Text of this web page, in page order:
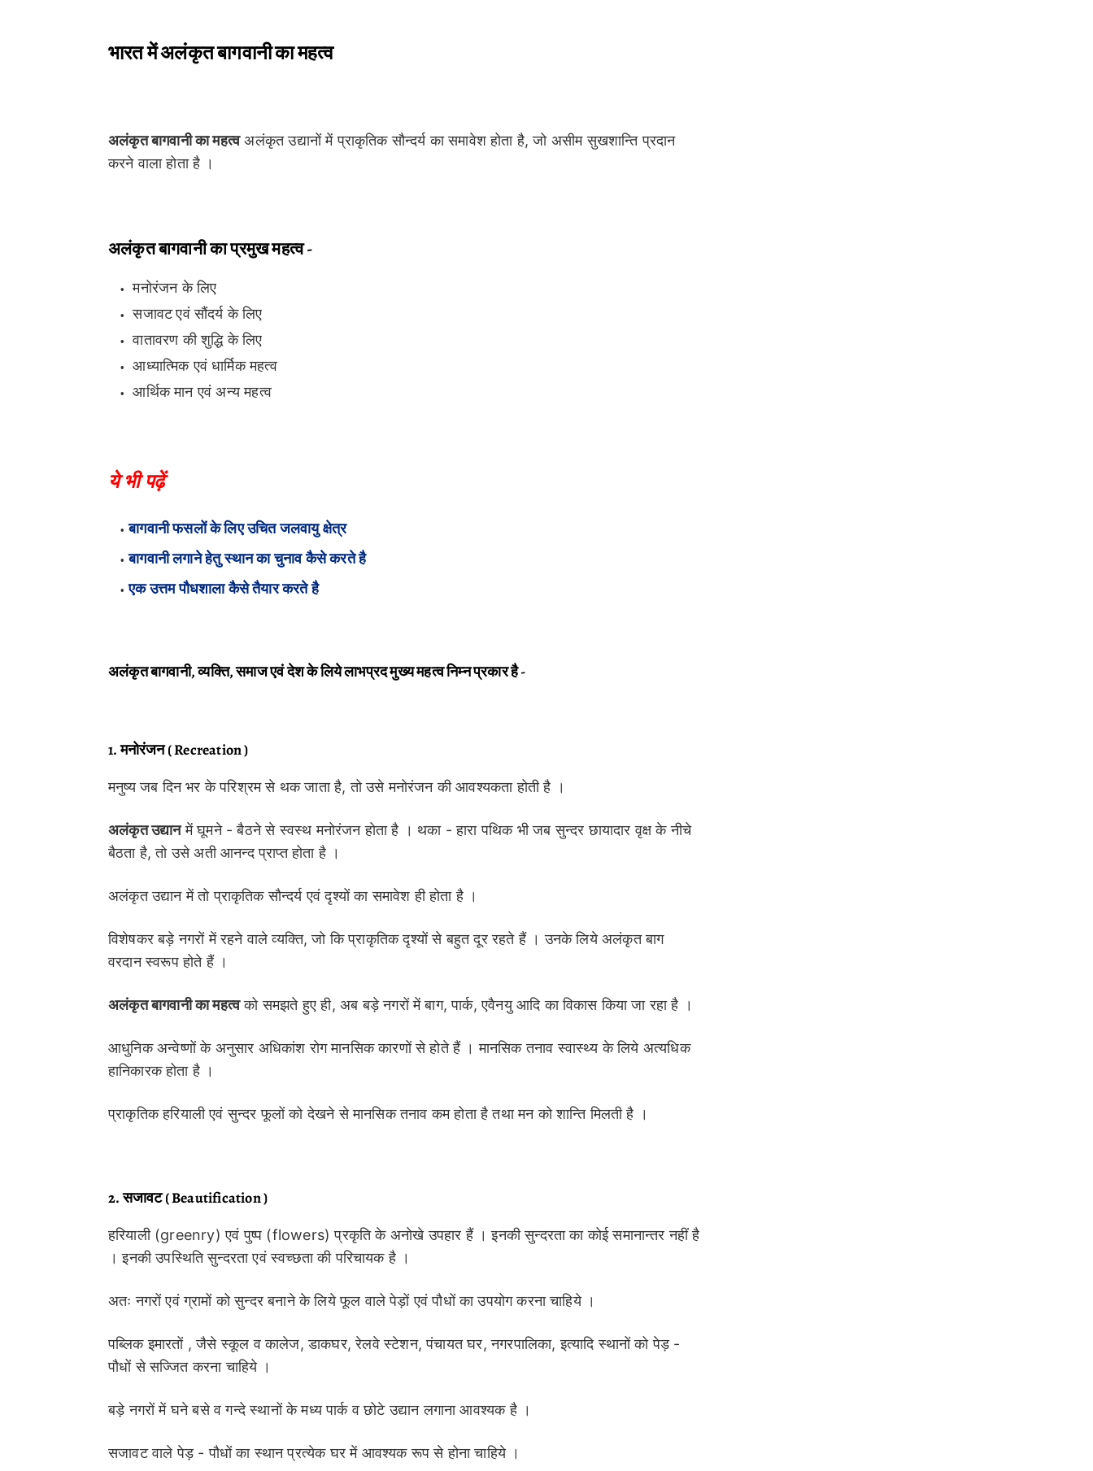
भारत में अलंकृत बागवानी का महत्व
अलंकृत बागवानी का महत्वअलंकृत उद्यानों में प्राकृतिक सौन्दर्य का समावेश होता है, जो असीम सुखशान्ति प्रदान
करने वाला होता है ।
अलंकृत बागवानी का प्रमुख महत्व -
मनोरंजन के लिए
सजावट एवं सौंदर्य के लिए
वातावरण की शुद्धि के लिए
आध्यात्मिक एवं धार्मिक महत्व
आर्थिक मान एवं अन्य महत्व
ये भी पढ़ें
बागवानी फसलों के लिए उचित जलवायु क्षेत्र
बागवानी लगाने हेतु स्थान का चुनाव कैसे करते है
एक उत्तम पौधशाला कैसे तैयार करते है
अलंकृतबागवानी, व्यक्ति, समाज एवं देश के लिये लाभप्रद मुख्य महत्व निम्न प्रकार है -
1. मनोरंजन ( Recreation )
मनुष्य जब दिन भर के परिश्रम से थक जाता है, तो उसे मनोरंजन की आवश्यकता होती है ।
अलंकृत उद्यानमें घूमने - बैठने से स्वस्थ मनोरंजन होता है । थका - हारा पथिक भी जब सुन्दर छायादार वृक्ष के नीचे
बैठता है, तो उसे अती आनन्द प्राप्त होता है ।
अलंकृत उद्यान में तो प्राकृतिक सौन्दर्य एवं दृश्यों का समावेश ही होता है ।
विशेषकर बड़े नगरों में रहने वाले व्यक्ति, जो कि प्राकृतिक दृश्यों से बहुत दूर रहते हैं । उनके लिये अलंकृत बाग
वरदान स्वरूप होते हैं ।
अलंकृत बागवानी का महत्वको समझते हुए ही, अब बड़े नगरों में बाग, पार्क, एवैनयु आदि का विकास किया जा रहा है ।
आधुनिक अन्वेष्णों के अनुसार अधिकांश रोग मानसिक कारणों से होते हैं । मानसिक तनाव स्वास्थ्य के लिये अत्यधिक
हानिकारक होता है ।
प्राकृतिक हरियाली एवं सुन्दर फूलों को देखने से मानसिक तनाव कम होता है तथा मन को शान्ति मिलती है ।
2.सजावट( Beautification )
हरियाली (greenry) एवं पुष्प (flowers) प्रकृति के अनोखे उपहार हैं । इनकी सुन्दरता का कोई समानान्तर नहीं है
। इनकी उपस्थिति सुन्दरता एवं स्वच्छता की परिचायक है ।
अतः नगरों एवं ग्रामों को सुन्दर बनाने के लिये फूल वाले पेड़ों एवं पौधों का उपयोग करना चाहिये ।
पब्लिक इमारतों , जैसे स्कूल व कालेज, डाकघर, रेलवे स्टेशन, पंचायत घर, नगरपालिका, इत्यादि स्थानों को पेड़ -
पौधों से सज्जित करना चाहिये ।
बड़े नगरों में घने बसे व गन्दे स्थानों के मध्य पार्क व छोटे उद्यान लगाना आवश्यक है ।
सजावट वाले पेड़ - पौधों का स्थान प्रत्येक घर में आवश्यक रूप से होना चाहिये ।